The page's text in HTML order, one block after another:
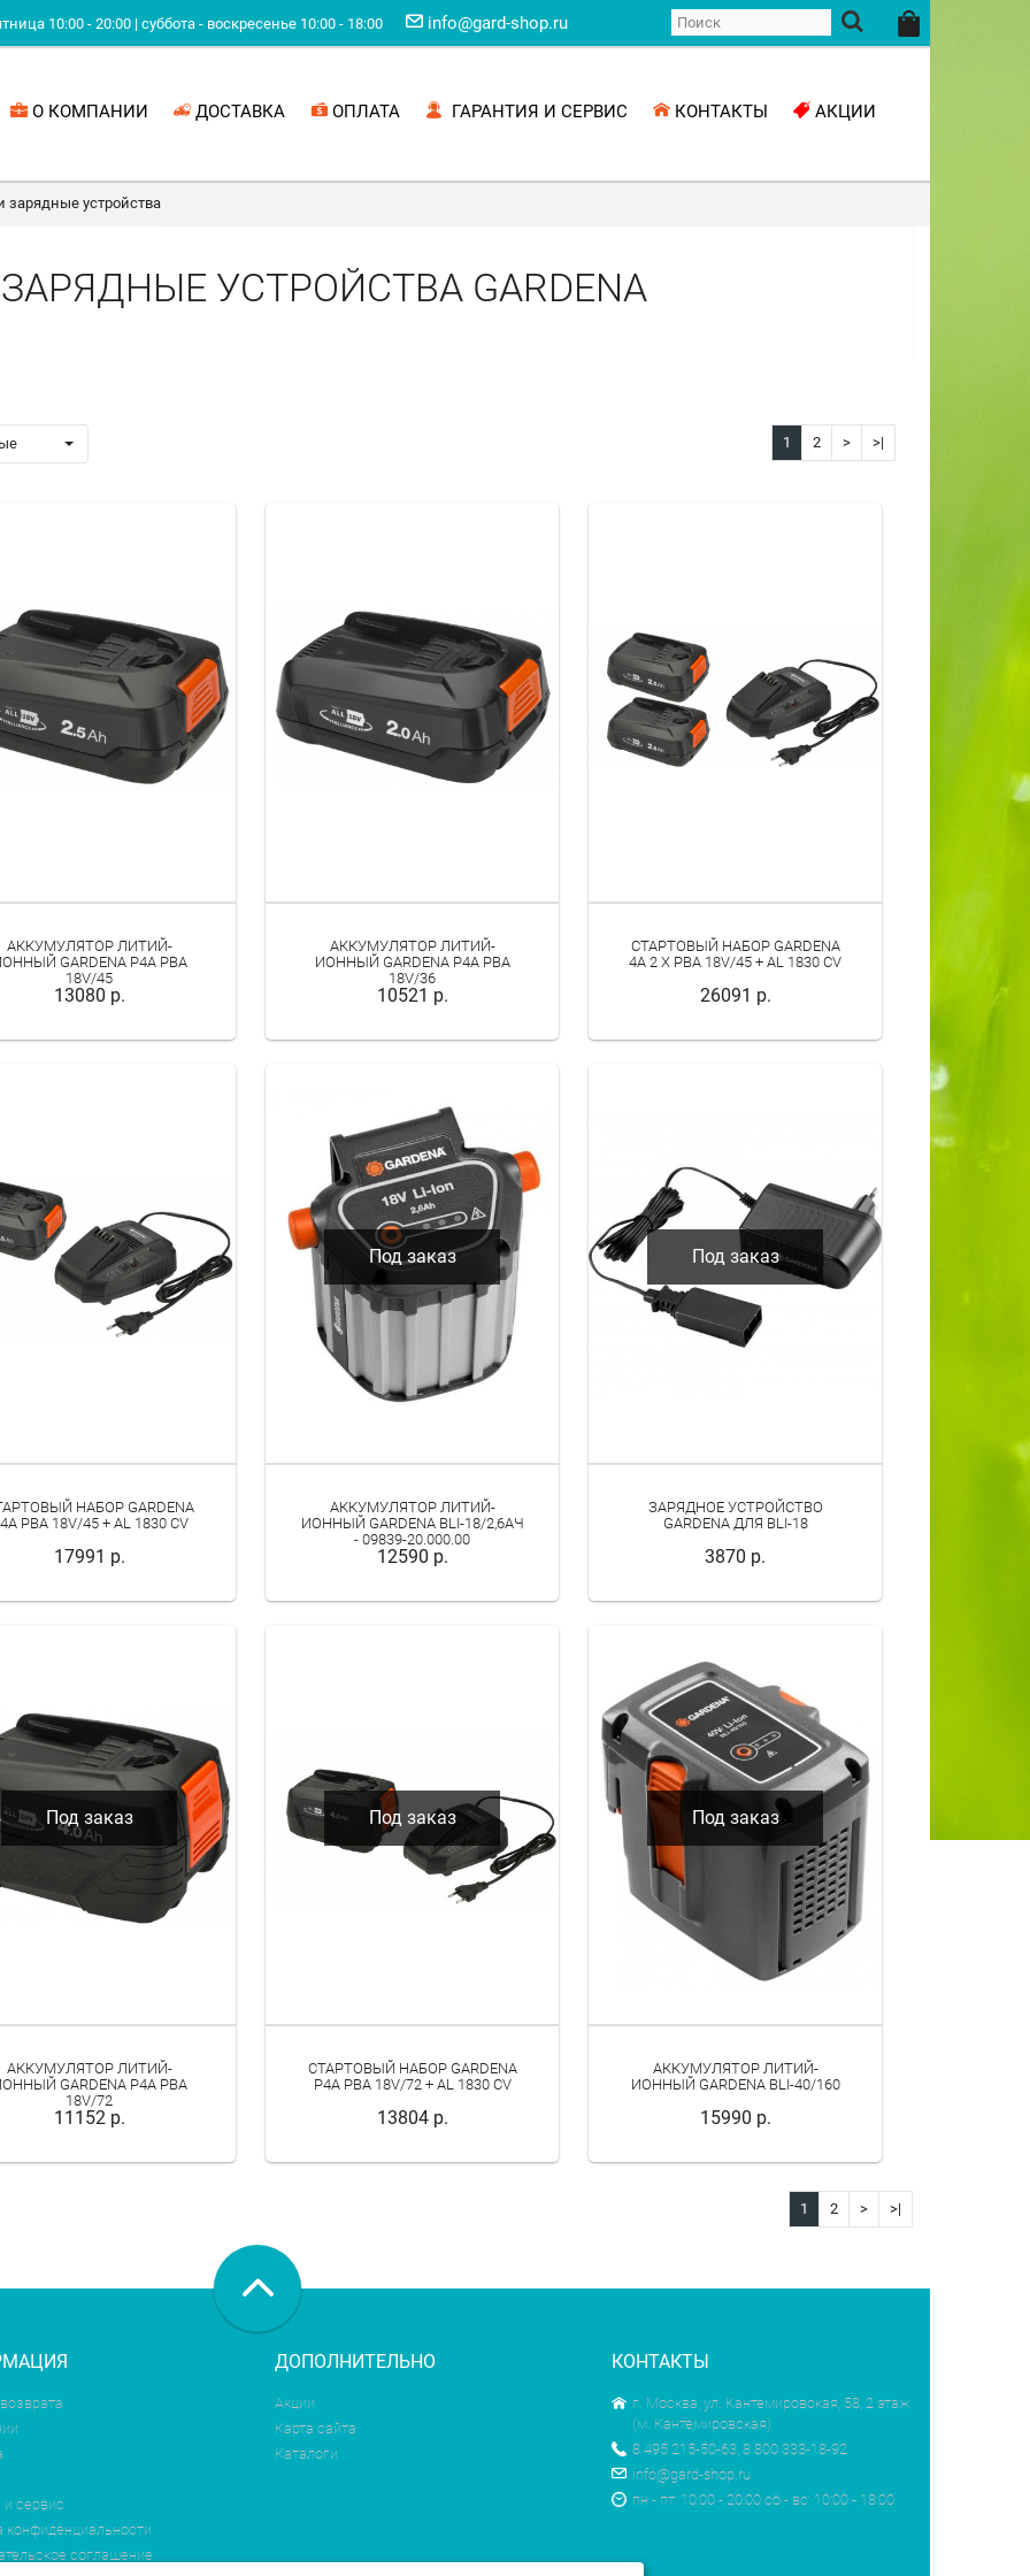
10:00 - 20:00 | суббота - воскресенье 10:00 - 18:00 info@gard-shop.ru
О КОМПАНИИ ДОСТАВКА ОПЛАТА ГАРАНТИЯ И СЕРВИС КОНТАКТЫ АКЦИИ
зарядные устройства
УСТРОЙСТВА GARDENA
1 2 > >|
АККУМУЛЯТОР ЛИТИЙ-
GARDENA P4A PBA
18V/45
13080 р.
АККУМУЛЯТОР ЛИТИЙ-
ИОННЫЙ GARDENA P4A PBA
18V/36
10521 р.
СТАРТОВЫЙ НАБОР GARDENA
4A 2 X PBA 18V/45 + AL 1830 CV
26091 р.
НАБОР GARDENA
PBA 18V/45 + AL 1830 CV
17991 р.
Под заказ
АККУМУЛЯТОР ЛИТИЙ-
ИОННЫЙ GARDENA BLI-18/2,6АЧ
- 09839-20.000.00
12590 р.
Под заказ
ЗАРЯДНОЕ УСТРОЙСТВО
GARDENA ДЛЯ BLI-18
3870 р.
Под заказ
АККУМУЛЯТОР ЛИТИЙ-
GARDENA P4A PBA
18V/72
11152 р.
Под заказ
СТАРТОВЫЙ НАБОР GARDENA
P4A PBA 18V/72 + AL 1830 CV
13804 р.
Под заказ
АККУМУЛЯТОР ЛИТИЙ-
ИОННЫЙ GARDENA BLI-40/160
15990 р.
1 2 > >|
и сервис
конфиденциальности
соглашение
ДОПОЛНИТЕЛЬНО
Акции
Карта сайта
Каталоги
КОНТАКТЫ
г. Москва, ул. Кантемировская, 58, 2 этаж
(м. Кантемировская)
8 495 215-50-63, 8 800 333-18-92
info@gard-shop.ru
пн - пт: 10:00 - 20:00 сб - вс: 10:00 - 18:00